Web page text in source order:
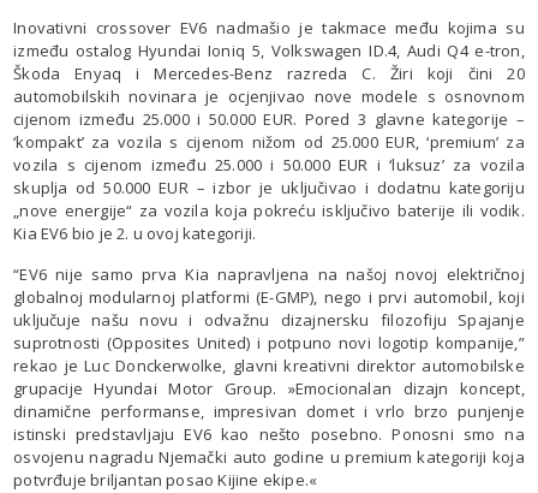
Inovativni crossover EV6 nadmašio je takmace među kojima su
između ostalog Hyundai Ioniq 5, Volkswagen ID.4, Audi Q4 e-tron,
Škoda Enyaq i Mercedes-Benz razreda C. Žiri koji čini 20
automobilskih novinara je ocjenjivao nove modele s osnovnom
cijenom između 25.000 i 50.000 EUR. Pored 3 glavne kategorije –
‘kompakt’ za vozila s cijenom nižom od 25.000 EUR, ‘premium’ za
vozila s cijenom između 25.000 i 50.000 EUR i ‘luksuz’ za vozila
skuplja od 50.000 EUR – izbor je uključivao i dodatnu kategoriju
„nove energije“ za vozila koja pokreću isključivo baterije ili vodik.
Kia EV6 bio je 2. u ovoj kategoriji.
“EV6 nije samo prva Kia napravljena na našoj novoj električnoj
globalnoj modularnoj platformi (E-GMP), nego i prvi automobil, koji
uključuje našu novu i odvažnu dizajnersku filozofiju Spajanje
suprotnosti (Opposites United) i potpuno novi logotip kompanije,”
rekao je Luc Donckerwolke, glavni kreativni direktor automobilske
grupacije Hyundai Motor Group. »Emocionalan dizajn koncept,
dinamične performanse, impresivan domet i vrlo brzo punjenje
istinski predstavljaju EV6 kao nešto posebno. Ponosni smo na
osvojenu nagradu Njemački auto godine u premium kategoriji koja
potvrđuje briljantan posao Kijine ekipe.«